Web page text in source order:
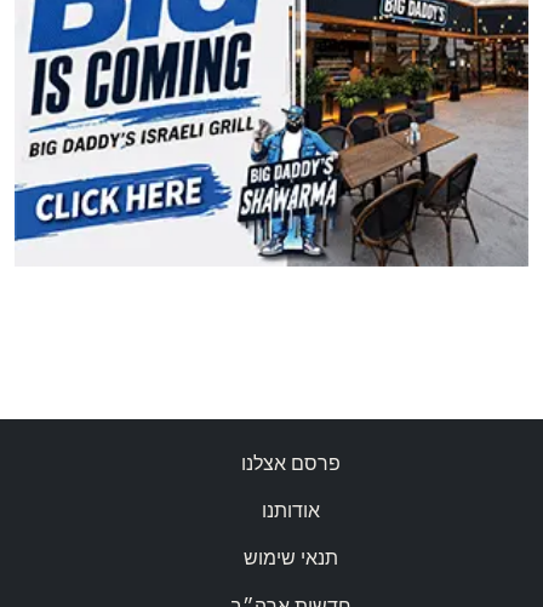
פרסם אצלנו
אודותנו
תנאי שימוש